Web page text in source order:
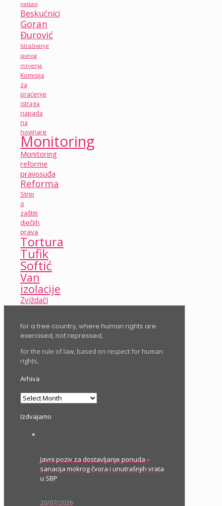
nastavi
Beskućnici
Goran
Đurović
Istraživanje
javnog
mnjenja
Komisija
za
praćenje
istraga
napada
na
novinare
Monitoring
Monitoring
reforme
pravosuđa
Reforma
Strip
o
zaštiti
dječjih
prava
Tortura
Tufik
Softić
Van
izolacije
Zviždači
for a free country, where human rights are
exercised, not repressed,
for the rule of law, based on respect for human
rights,
Arhiva
Arhiva
Izdvajamo
Javni poziv za dostavljanje ponuda –
sanacija mokrog čvora i unutrašnjih vrata
u SBP
20/07/2026